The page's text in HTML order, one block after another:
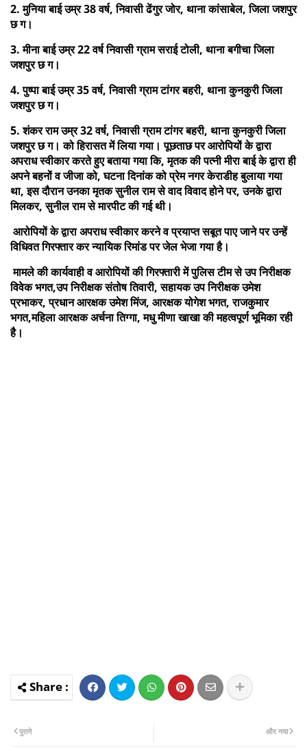
2. मुनिया बाई उम्र 38 वर्ष, निवासी ढेंगुर जोर, थाना कांसाबेल, जिला जशपुर
छ ग।
3. मीना बाई उम्र 22 वर्ष निवासी ग्राम सराई टोली, थाना बगीचा जिला
जशपुर छ ग।
4. पुष्पा बाई उम्र 35 वर्ष, निवासी ग्राम टांगर बहरी, थाना कुनकुरी जिला
जशपुर छ ग।
5. शंकर राम उम्र 32 वर्ष, निवासी ग्राम टांगर बहरी, थाना कुनकुरी जिला
जशपुर छ ग। को हिरासत में लिया गया। पूछताछ पर आरोपियों के द्वारा
अपराध स्वीकार करते हुए बताया गया कि, मृतक की पत्नी मीरा बाई के द्वारा ही
अपने बहनों व जीजा को, घटना दिनांक को प्रेम नगर केराडीह बुलाया गया
था, इस दौरान उनका मृतक सुनील राम से वाद विवाद होने पर, उनके द्वारा
मिलकर, सुनील राम से मारपीट की गई थी।
आरोपियों के द्वारा अपराध स्वीकार करने व प्रयाप्त सबूत पाए जाने पर उन्हें
विधिवत गिरफ्तार कर न्यायिक रिमांड पर जेल भेजा गया है।
मामले की कार्यवाही व आरोपियों की गिरफ्तारी में पुलिस टीम से उप निरीक्षक
विवेक भगत,उप निरीक्षक संतोष तिवारी, सहायक उप निरीक्षक उमेश
प्रभाकर, प्रधान आरक्षक उमेश मिंज, आरक्षक योगेश भगत, राजकुमार
भगत,महिला आरक्षक अर्चना तिग्गा, मधु मीणा खाखा की महत्वपूर्ण भूमिका रही
है।
और नया
पुराने